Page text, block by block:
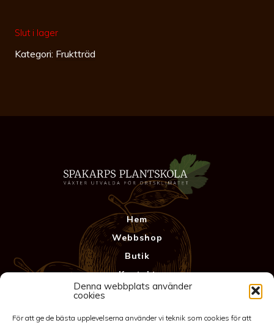
Denna webbplats använder
cookies
För att ge de bästa upplevelserna använder vi teknik som cookies för att
Slut i lager
Kategori: Fruktträd
Hem
Webbshop
Butik
Kontakt
Anläggning